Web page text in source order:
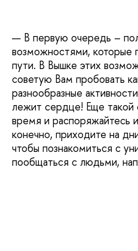
— В первую очередь –
возможностями, которые
пути. В Вышке этих
советую Вам пробовать
разнообразные
лежит сердце! Еще такой
время и распоряжайтесь
конечно, приходите на
чтобы познакомиться с
пообщаться с людьми,